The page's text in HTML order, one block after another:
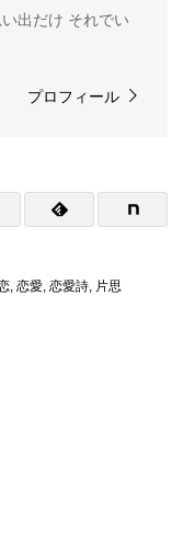
出だけ それでい
プロフィール
, 恋愛, 恋愛詩, 片思